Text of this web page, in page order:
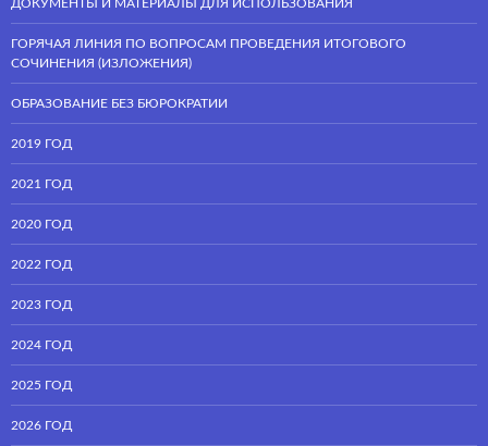
ДОКУМЕНТЫ И МАТЕРИАЛЫ ДЛЯ ИСПОЛЬЗОВАНИЯ
ГОРЯЧАЯ ЛИНИЯ ПО ВОПРОСАМ ПРОВЕДЕНИЯ ИТОГОВОГО
СОЧИНЕНИЯ (ИЗЛОЖЕНИЯ)
ОБРАЗОВАНИЕ БЕЗ БЮРОКРАТИИ
2019 ГОД
2021 ГОД
2020 ГОД
2022 ГОД
2023 ГОД
2024 ГОД
2025 ГОД
2026 ГОД